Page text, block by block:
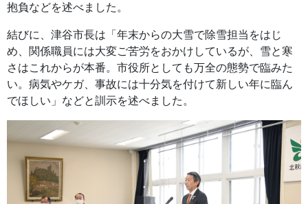
抱負などを述べました。
結びに、津谷市長は「年末からの大雪で除雪担当をはじ
め、関係職員には大変ご苦労をおかけしているが、雪と寒
さはこれからが本番。市役所としても万全の態勢で臨みた
い。病気やケガ、事故には十分気を付けて新しい年に臨ん
でほしい」などと訓示を述べました。